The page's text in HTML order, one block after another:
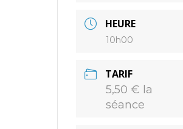
HEURE
10h00
TARIF
5,50 € la
séance